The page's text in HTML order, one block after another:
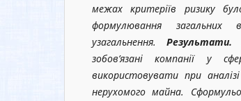
межах критеріїв ризику
формулювання загальних
узагальнення.Результати.
зобов’язані компанії у
використовувати при
нерухомого майна.